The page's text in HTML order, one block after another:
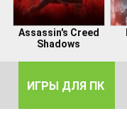
Assassin's Creed
Shadows
ИГРЫ ДЛЯ ПК